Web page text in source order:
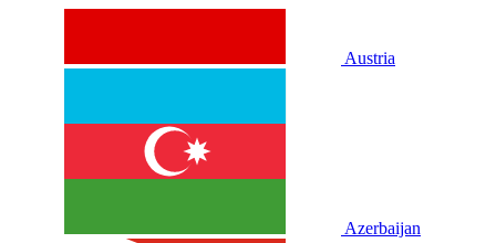
Austria
Azerbaijan